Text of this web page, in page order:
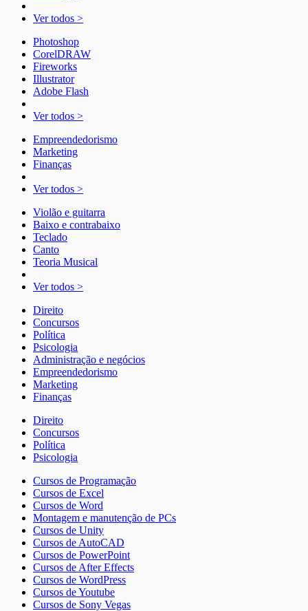
Ver todos >
Photoshop
CorelDRAW
Fireworks
Illustrator
Adobe Flash
Ver todos >
Empreendedorismo
Marketing
Finanças
Ver todos >
Violão e guitarra
Baixo e contrabaixo
Teclado
Canto
Teoria Musical
Ver todos >
Direito
Concursos
Política
Psicologia
Administração e negócios
Empreendedorismo
Marketing
Finanças
Direito
Concursos
Política
Psicologia
Cursos de Programação
Cursos de Excel
Cursos de Word
Montagem e manutenção de PCs
Cursos de Unity
Cursos de AutoCAD
Cursos de PowerPoint
Cursos de After Effects
Cursos de WordPress
Cursos de Youtube
Cursos de Sony Vegas